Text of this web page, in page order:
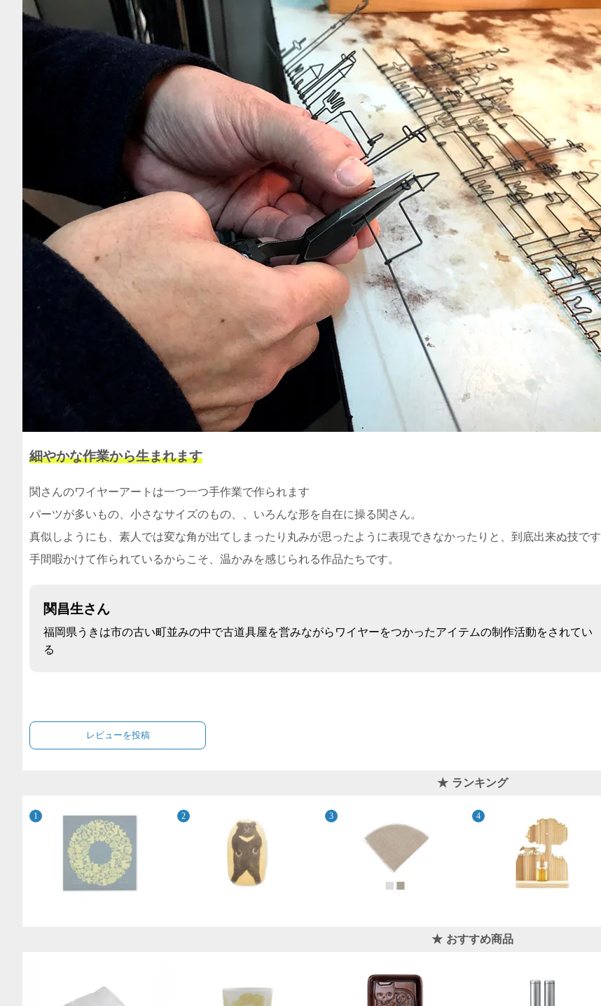
細やかな作業から生まれます
関さんのワイヤーアートは一つ一つ手作業で作られます
パーツが多いもの、小さなサイズのもの、、いろんな形を自在に操る関さん。
真似しようにも、素人では変な角が出てしまったり丸みが思ったように表現できなかったりと、到底出来ぬ技です
手間暇かけて作られているからこそ、温かみを感じられる作品たちです。
関昌生さん
福岡県うきは市の古い町並みの中で古道具屋を営みながらワイヤーをつかったアイテムの制作活動をされてい
る
レビューを投稿
ランキング
おすすめ商品